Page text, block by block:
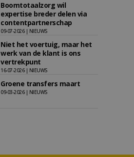
Boomtotaalzorg wil
expertise breder delen via
contentpartnerschap
09-07-2026 | NIEUWS
Niet het voertuig, maar het
werk van de klant is ons
vertrekpunt
16-07-2026 | NIEUWS
Groene transfers maart
09-03-2026 | NIEUWS